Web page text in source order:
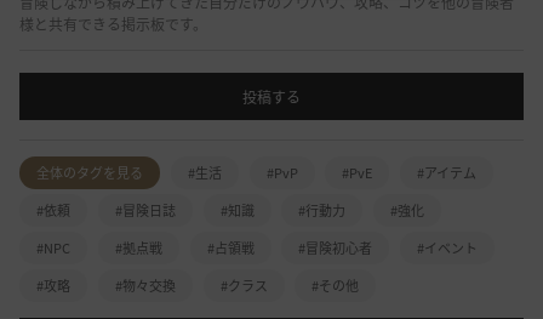
様と共有できる掲示板です。
投稿する
全体のタグを見る #生活 #PvP #PvE
#アイテム
#依頼
#冒険日誌 #知識 #行動力
#強化
#NPC
#拠点戦 #占領戦 #冒険初心者
#イベント
#攻略
#物々交換 #クラス #その他